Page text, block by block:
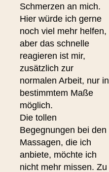
Schmerzen an mich.
Hier würde ich gerne
noch viel mehr helfen,
aber das schnelle
reagieren ist mir,
zusätzlich zur
normalen Arbeit, nur in
bestimmtem Maße
möglich.
Die tollen
Begegnungen bei den
Massagen, die ich
anbiete, möchte ich
nicht mehr missen. Zu